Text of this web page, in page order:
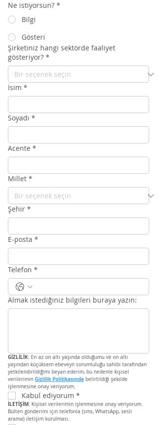
Ne istiyorsun? *
Bilgi
Gösteri
Şirketiniz hangi sektörde faaliyet
gösteriyor? *
İsim *
Soyadı *
Acente *
Millet *
Şehir *
E-posta *
Telefon *
Almak istediğiniz bilgileri buraya yazın:
GİZLİLİK: En az on altı yaşında olduğumu ve on altı
yaşından küçüksem ebeveyn sorumluluğu sahibi tarafından
yetkilendirildiğimi beyan ederim, bu nedenle kişisel
verilerimin Gizlilik Politikasında belirtildiği şekilde
işlenmesine onay veriyorum.
Kabul ediyorum *
İLETİŞİM: Kişisel verilerimin işlenmesine onay veriyorum.
Bülten gönderimi için telefonla (sms, WhatsApp, sesli
arama) iletişim kurulması.